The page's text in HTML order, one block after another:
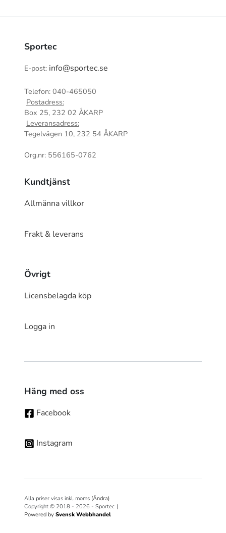
Sportec
E-post: info@sportec.se
Telefon: 040-465050
Postadress:
Box 25, 232 02 ÅKARP
Leveransadress:
Tegelvägen 10, 232 54 ÅKARP
Org.nr: 556165-0762
Kundtjänst
Allmänna villkor
Frakt & leverans
Övrigt
Licensbelagda köp
Logga in
Häng med oss
Facebook
Instagram
Alla priser visas inkl. moms (Ändra)
Copyright © 2018 - 2026 - Sportec |
Powered by Svensk Webbhandel